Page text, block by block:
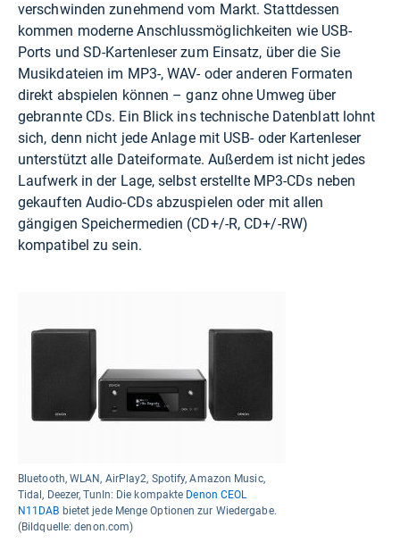
verschwinden zunehmend vom Markt. Stattdessen
kommen moderne Anschlussmöglichkeiten wie USB-
Ports und SD-Kartenleser zum Einsatz, über die Sie
Musikdateien im MP3-, WAV- oder anderen Formaten
direkt abspielen können – ganz ohne Umweg über
gebrannte CDs. Ein Blick ins technische Datenblatt lohnt
sich, denn nicht jede Anlage mit USB- oder Kartenleser
unterstützt alle Dateiformate. Außerdem ist nicht jedes
Laufwerk in der Lage, selbst erstellte MP3-CDs neben
gekauften Audio-CDs abzuspielen oder mit allen
gängigen Speichermedien (CD+/-R, CD+/-RW)
kompatibel zu sein.
Bluetooth, WLAN, AirPlay2, Spotify, Amazon Music,
Tidal, Deezer, TunIn: Die kompakte Denon CEOL
N11DAB bietet jede Menge Optionen zur Wiedergabe.
(Bildquelle: denon.com)